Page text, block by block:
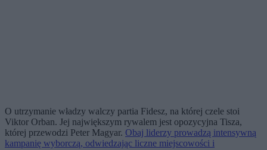
O utrzymanie władzy walczy partia Fidesz, na której czele stoi
Viktor Orban. Jej największym rywalem jest opozycyjna Tisza,
której przewodzi Peter Magyar. Obaj liderzy prowadzą intensywną
kampanię wyborczą, odwiedzając liczne miejscowości i